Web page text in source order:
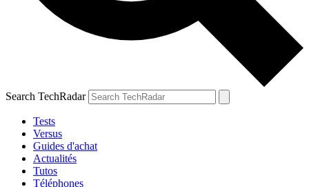
Search TechRadar
Tests
Versus
Guides d'achat
Actualités
Tutos
Téléphones